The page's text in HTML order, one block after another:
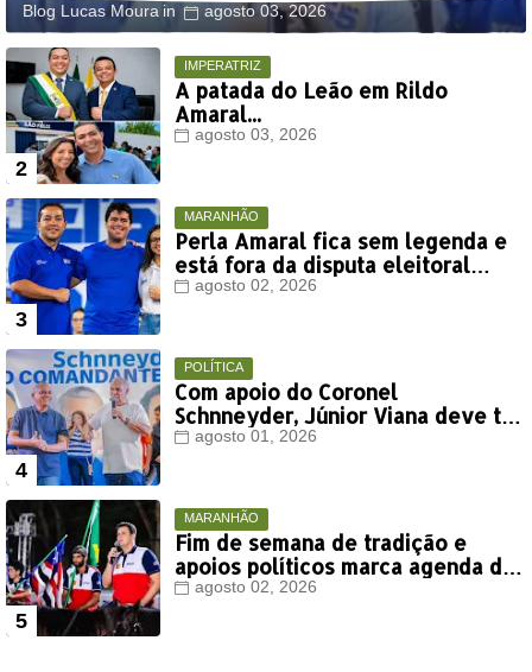
Blog Lucas Moura agosto 03, 2026
IMPERATRIZ
A patada do Leão em Rildo
Amaral...
agosto 03, 2026
MARANHÃO
Perla Amaral fica sem legenda e
está fora da disputa eleitoral
deste ano
agosto 02, 2026
POLÍTICA
Com apoio do Coronel
Schnneyder, Júnior Viana deve ter
votação expressiva em Timon
agosto 01, 2026
MARANHÃO
Fim de semana de tradição e
apoios políticos marca agenda de
Orleans Brandão em Colinas
agosto 02, 2026